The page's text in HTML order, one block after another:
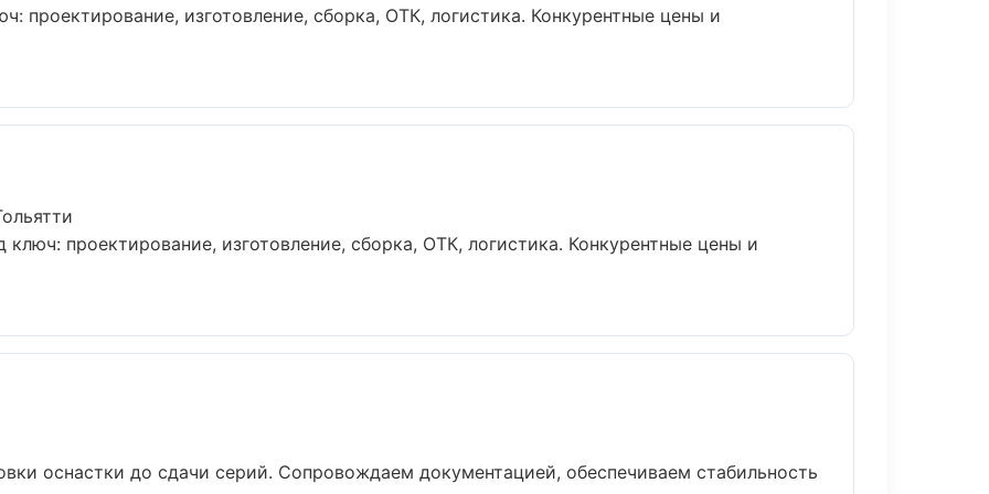
проектирование, изготовление, сборка, ОТК, логистика. Конкурентные цены и
проектирование, изготовление, сборка, ОТК, логистика. Конкурентные цены и
оснастки до сдачи серий. Сопровождаем документацией, обеспечиваем стабильность